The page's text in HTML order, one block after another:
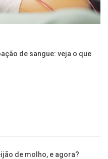
de sangue: veja o que
de molho, e agora?